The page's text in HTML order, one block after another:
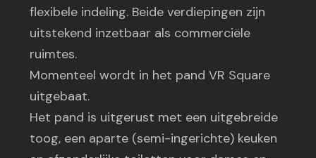
flexibele indeling. Beide verdiepingen zijn
uitstekend inzetbaar als commerciële
ruimtes.
Momenteel wordt in het pand VR Square
uitgebaat.
Het pand is uitgerust met een uitgebreide
toog, een aparte (semi-ingerichte) keuken